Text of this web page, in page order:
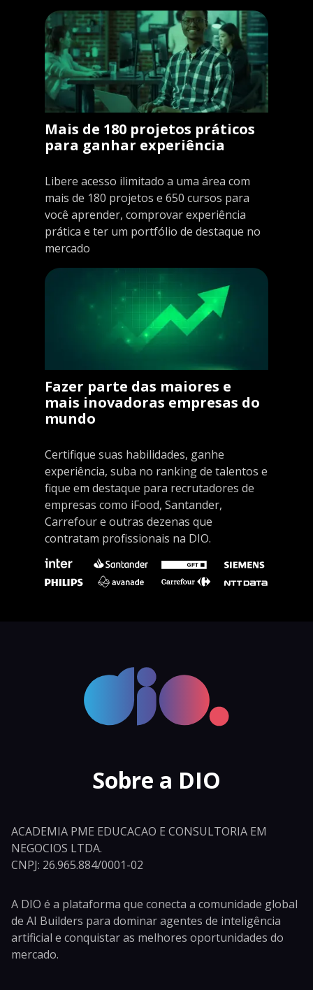
Mais de 180 projetos práticos
para ganhar experiência
Libere acesso ilimitado a uma área com
mais de 180 projetos e 650 cursos para
você aprender, comprovar experiência
prática e ter um portfólio de destaque no
mercado
Fazer parte das maiores e
mais inovadoras empresas do
mundo
Certifique suas habilidades, ganhe
experiência, suba no ranking de talentos e
fique em destaque para recrutadores de
empresas como iFood, Santander,
Carrefour e outras dezenas que
contratam profissionais na DIO.
Sobre a DIO
ACADEMIA PME EDUCACAO E CONSULTORIA EM
NEGOCIOS LTDA.
CNPJ: 26.965.884/0001-02
A DIO é a plataforma que conecta a comunidade global
de AI Builders para dominar agentes de inteligência
artificial e conquistar as melhores oportunidades do
mercado.